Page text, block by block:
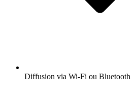
Diffusion via Wi-Fi ou Bluetooth